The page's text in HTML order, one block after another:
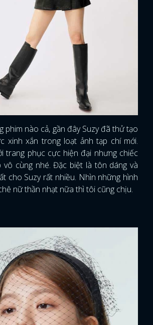
phim nào cả, gần đây Suzy đã thử tạo
xinh xắn trong loạt ảnh tạp chí mới.
trang phục cực hiện đại nhưng chiếc
vô cùng nhé. Đặc biệt là tôn dáng và
cho Suzy rất nhiều. Nhìn những hình
nữ thần nhạt nữa thì tôi cũng chịu.